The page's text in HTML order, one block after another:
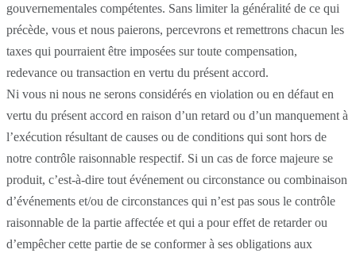
gouvernementales compétentes. Sans limiter la généralité de ce qui
précède, vous et nous paierons, percevrons et remettrons chacun les
taxes qui pourraient être imposées sur toute compensation,
redevance ou transaction en vertu du présent accord.
Ni vous ni nous ne serons considérés en violation ou en défaut en
vertu du présent accord en raison d’un retard ou d’un manquement à
l’exécution résultant de causes ou de conditions qui sont hors de
notre contrôle raisonnable respectif. Si un cas de force majeure se
produit, c’est-à-dire tout événement ou circonstance ou combinaison
d’événements et/ou de circonstances qui n’est pas sous le contrôle
raisonnable de la partie affectée et qui a pour effet de retarder ou
d’empêcher cette partie de se conformer à ses obligations aux